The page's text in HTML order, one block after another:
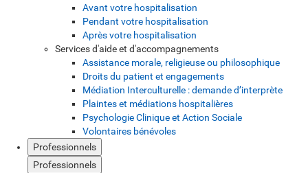
Avant votre hospitalisation
Pendant votre hospitalisation
Après votre hospitalisation
Services d'aide et d'accompagnements
Assistance morale, religieuse ou philosophique
Droits du patient et engagements
Médiation Interculturelle : demande d’interprète
Plaintes et médiations hospitalières
Psychologie Clinique et Action Sociale
Volontaires bénévoles
Professionnels
Professionnels